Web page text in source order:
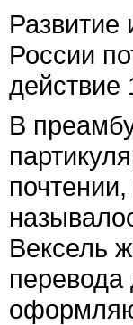
России
действие
В
Вексель
перевода